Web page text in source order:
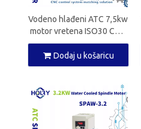
Vodeno hlađeni ATC 7,5kw
motor vretena ISO30 CNC
vreteno za CNC glodalicu
Dodaj u košaricu